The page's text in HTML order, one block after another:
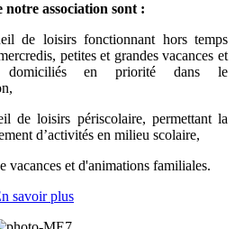
notre association sont:
de loisirs fonctionnant hors temps
petites et grandes vacances et
domiciliés en priorité dans le
de loisirs périscolaire, permettant la
d’activités en milieu scolaire,
vacances et d'animations familiales.
savoir plus